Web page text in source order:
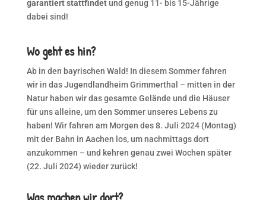
garantiert stattfindetund genug 11- bis 15-Jährige
dabei sind!
Wo geht es hin?
Ab in den bayrischen Wald! In diesem Sommer fahren
wir in das Jugendlandheim Grimmerthal – mitten in der
Natur haben wir das gesamte Gelände und die Häuser
für uns alleine, um den Sommer unseres Lebens zu
haben! Wir fahren am Morgen des 8. Juli 2024 (Montag)
mit der Bahn in Aachen los, um nachmittags dort
anzukommen – und kehren genau zwei Wochen später
(22. Juli 2024) wieder zurück!